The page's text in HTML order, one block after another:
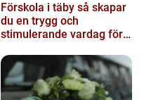
Förskola i täby så skapar
du en trygg och
stimulerande vardag för